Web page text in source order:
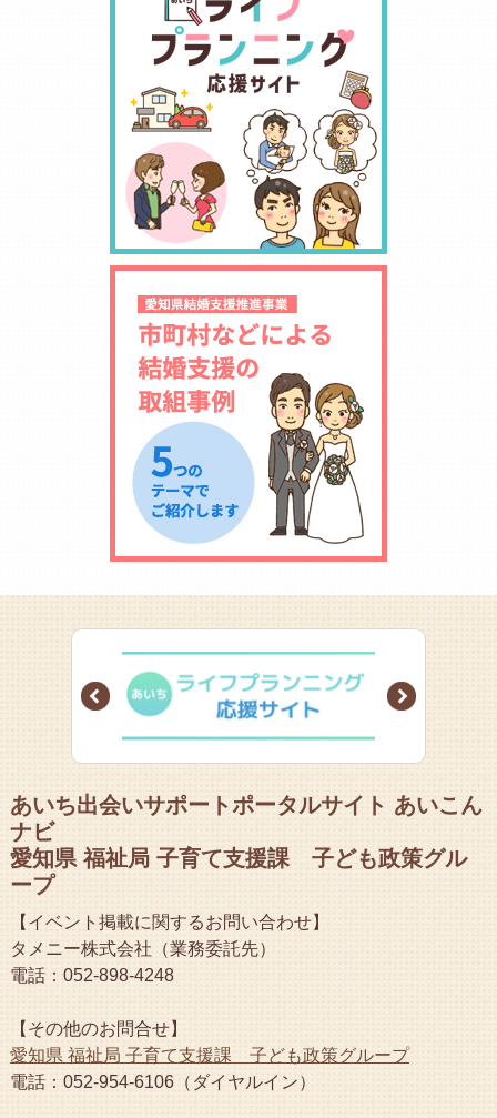
Prev Next
あいち出会いサポートポータルサイト あいこん
ナビ
愛知県 福祉局 子育て支援課 子ども政策グル
ープ
【イベント掲載に関するお問い合わせ】
タメニー株式会社（業務委託先）
電話：052-898-4248
【その他のお問合せ】
愛知県 福祉局 子育て支援課 子ども政策グループ
電話：052-954-6106（ダイヤルイン）